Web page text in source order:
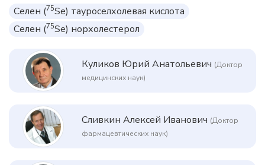
Селен (75Se) тауроселхолевая кислота
Селен (75Se) норхолестерол
Куликов Юрий Анатольевич (Доктор
медицинских наук)
Сливкин Алексей Иванович (Доктор
фармацевтических наук)